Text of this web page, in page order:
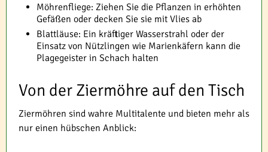
Möhrenfliege: Ziehen Sie die Pflanzen in erhöhten
Gefäßen oder decken Sie sie mit Vlies ab
Blattläuse: Ein kräftiger Wasserstrahl oder der
Einsatz von Nützlingen wie Marienkäfern kann die
Plagegeister in Schach halten
Von der Ziermöhre auf den Tisch
Ziermöhren sind wahre Multitalente und bieten mehr als
nur einen hübschen Anblick: